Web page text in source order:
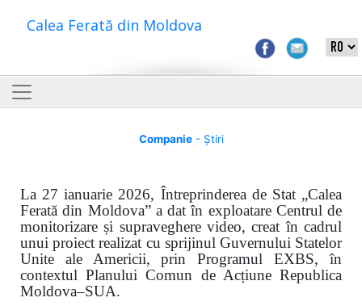
Calea Ferată din Moldova
Companie- Știri
La 27 ianuarie 2026, Întreprinderea de Stat „Calea
Ferată din Moldova” a dat în exploatare Centrul de
monitorizare și supraveghere video, creat în cadrul
unui proiect realizat cu sprijinul Guvernului Statelor
Unite ale Americii, prin Programul EXBS, în
contextul Planului Comun de Acțiune Republica
Moldova–SUA.